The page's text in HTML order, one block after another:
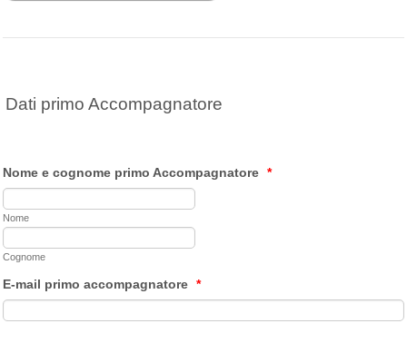
Dati primo Accompagnatore
Nome e cognome primo Accompagnatore *
Nome
Cognome
E-mail primo accompagnatore *